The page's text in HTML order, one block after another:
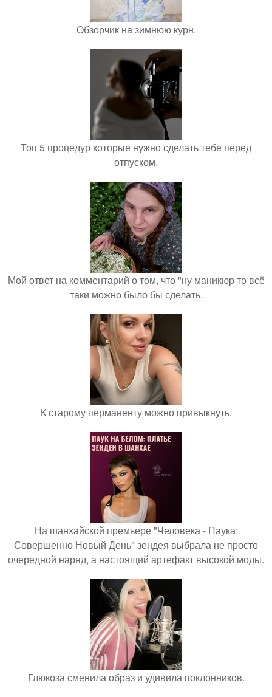
Обзорчик на зимнюю курн.
Топ 5 процедур которые нужно сделать тебе перед
отпуском.
Мой ответ на комментарий о том, что "ну маникюр то всё
таки можно было бы сделать.
К старому перманенту можно привыкнуть.
На шанхайской премьере "Человека - Паука:
Совершенно Новый День" зендея выбрала не просто
очередной наряд, а настоящий артефакт высокой моды.
Глюкоза сменила образ и удивила поклонников.